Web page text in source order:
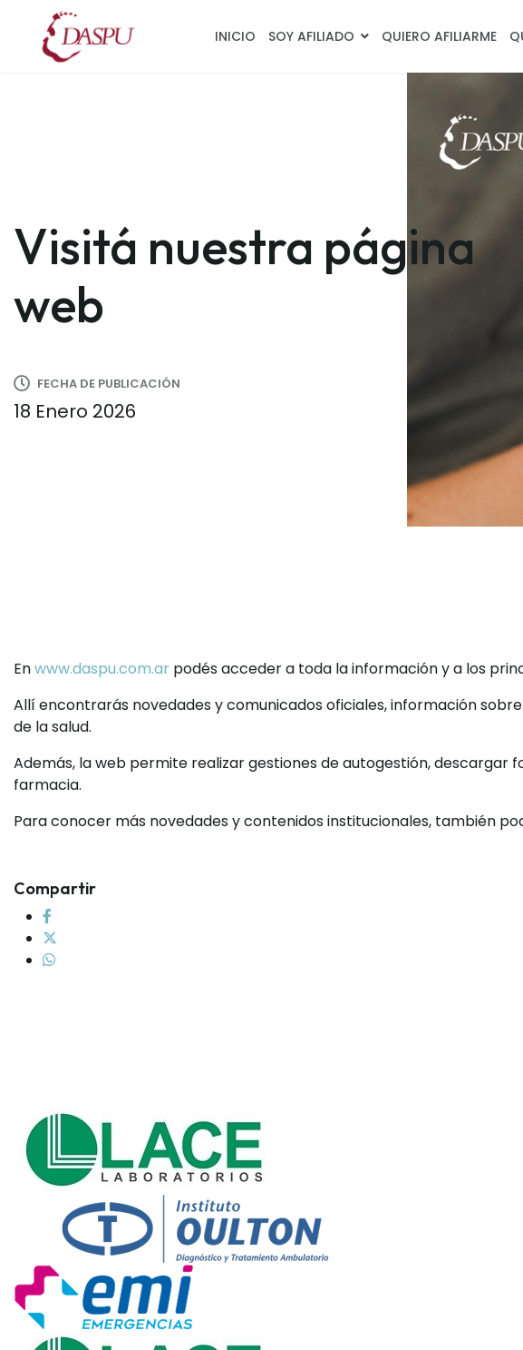
INICIO SOY AFILIADO QUIERO AFILIARME
Visitá nuestra página
web
FECHA DE PUBLICACIÓN
18 Enero 2026
Enwww.daspu.com.ar podés acceder a toda la información y a los
Allí encontrarás novedades y comunicados oficiales, información
de la salud.
Además, la web permite realizar gestiones de autogestión,
farmacia.
Para conocer más novedades y contenidos institucionales, también
Compartir